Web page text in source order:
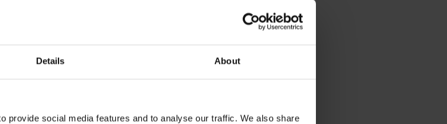
Details About
provide social media features and to analyse our traffic. We also share
y las
de
privado.